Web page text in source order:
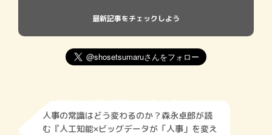
最新記事をチェックしよう
人事の常識はどう変わるのか？森永卓郎が読
む『人工知能×ビッグデータが「人事」を変え